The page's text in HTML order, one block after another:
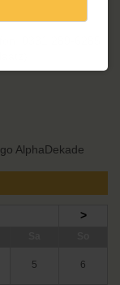
0331 289-6285
>
5 6